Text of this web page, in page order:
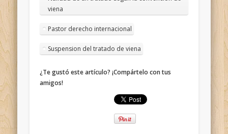
viena
Pastor derecho internacional
Suspension del tratado de viena
¿Te gustó este artículo? ¡Compártelo con tus
amigos!